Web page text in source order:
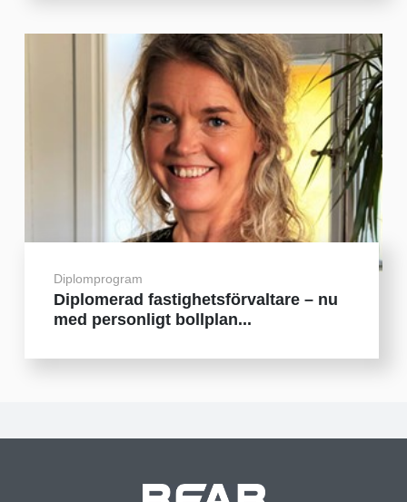
Diplomprogram
Diplomerad fastighetsförvaltare – nu
med personligt bollplan...